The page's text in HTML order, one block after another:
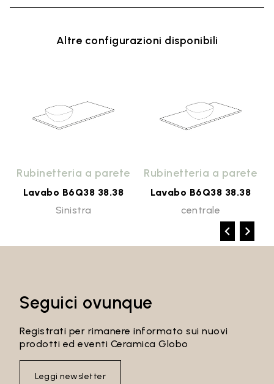
Altre configurazioni disponibili
Rubinetteria a parete
Lavabo B6Q38 38.38
Sinistra
Rubinetteria a parete
Lavabo B6Q38 38.38
centrale
Seguici ovunque
Registrati per rimanere informato sui nuovi
prodotti ed eventi Ceramica Globo
Leggi newsletter